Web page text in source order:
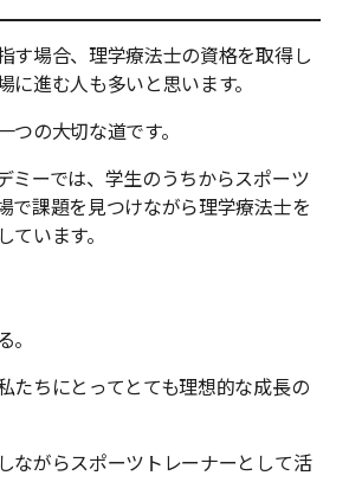
す場合、理学療法士の資格を取得し
に進む人も多いと思います。
の大切な道です。
ミーでは、学生のうちからスポーツ
で課題を見つけながら理学療法士を
います。
たちにとってとても理想的な成長の
ながらスポーツトレーナーとして活